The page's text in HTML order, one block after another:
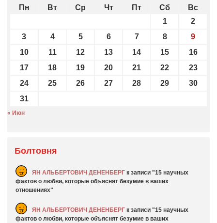
Пн Вт Ср Чт Пт Сб
Вс
1
2
3
4 5 6 7 8
9
10
11 12 13 14 15
16
17
18 19 20 21 22
23
24
25 26 27 28 29
30
31
« Июн
Болтовня
ЯН АЛЬБЕРТОВИЧ ДЕНЕНБЕРГ к записи
15 научных
фактов о любви, которые объяснят безумие в ваших
отношениях
ЯН АЛЬБЕРТОВИЧ ДЕНЕНБЕРГ к записи
15 научных
фактов о любви, которые объяснят безумие в ваших